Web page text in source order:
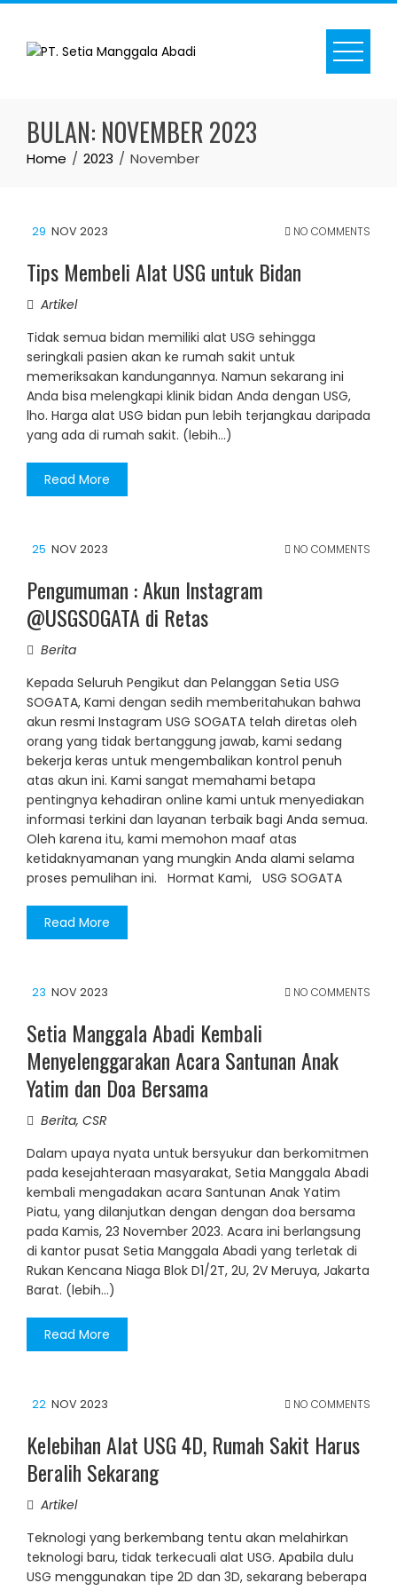
Skip
content
BULAN: NOVEMBER 2023
Home 2023 November
29 NOV 2023 NO COMMENTS
Tips Membeli Alat USG untuk Bidan
Artikel
Tidak semua bidan memiliki alat USG sehingga
seringkali pasien akan ke rumah sakit untuk
memeriksakan kandungannya. Namun sekarang ini
Anda bisa melengkapi klinik bidan Anda dengan USG,
lho. Harga alat USG bidan pun lebih terjangkau daripada
yang ada di rumah sakit. (lebih…)
Read More
25 NOV 2023 NO COMMENTS
Pengumuman : Akun Instagram
@USGSOGATA di Retas
Berita
Kepada Seluruh Pengikut dan Pelanggan Setia USG
SOGATA, Kami dengan sedih memberitahukan bahwa
akun resmi Instagram USG SOGATA telah diretas oleh
orang yang tidak bertanggung jawab, kami sedang
bekerja keras untuk mengembalikan kontrol penuh
atas akun ini. Kami sangat memahami betapa
pentingnya kehadiran online kami untuk menyediakan
informasi terkini dan layanan terbaik bagi Anda semua.
Oleh karena itu, kami memohon maaf atas
ketidaknyamanan yang mungkin Anda alami selama
proses pemulihan ini. Hormat Kami, USG SOGATA
Read More
23 NOV 2023 NO COMMENTS
Setia Manggala Abadi Kembali
Menyelenggarakan Acara Santunan Anak
Yatim dan Doa Bersama
Berita, CSR
Dalam upaya nyata untuk bersyukur dan berkomitmen
pada kesejahteraan masyarakat, Setia Manggala Abadi
kembali mengadakan acara Santunan Anak Yatim
Piatu, yang dilanjutkan dengan dengan doa bersama
pada Kamis, 23 November 2023. Acara ini berlangsung
di kantor pusat Setia Manggala Abadi yang terletak di
Rukan Kencana Niaga Blok D1/2T, 2U, 2V Meruya, Jakarta
Barat. (lebih…)
Read More
22 NOV 2023 NO COMMENTS
Kelebihan Alat USG 4D, Rumah Sakit Harus
Beralih Sekarang
Artikel
Teknologi yang berkembang tentu akan melahirkan
teknologi baru, tidak terkecuali alat USG. Apabila dulu
USG menggunakan tipe 2D dan 3D, sekarang beberapa